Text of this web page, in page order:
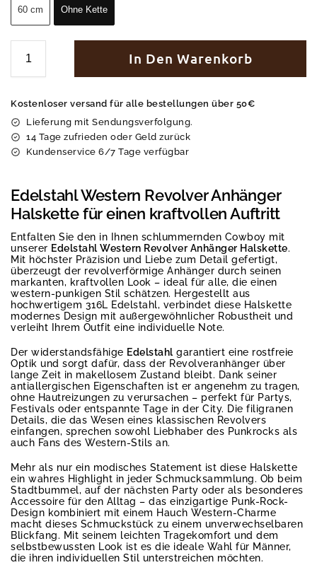
60 cm Ohne Kette
In Den Warenkorb
Kostenloser versand für alle bestellungen über 50€
Lieferung mit Sendungsverfolgung.
14 Tage zufrieden oder Geld zurück
Kundenservice 6/7 Tage verfügbar
Edelstahl Western Revolver Anhänger
Halskette für einen kraftvollen Auftritt
Entfalten Sie den in Ihnen schlummernden Cowboy mit
unserer Edelstahl Western Revolver Anhänger Halskette.
Mit höchster Präzision und Liebe zum Detail gefertigt,
überzeugt der revolverförmige Anhänger durch seinen
markanten, kraftvollen Look – ideal für alle, die einen
western-punkigen Stil schätzen. Hergestellt aus
hochwertigem 316L Edelstahl, verbindet diese Halskette
modernes Design mit außergewöhnlicher Robustheit und
verleiht Ihrem Outfit eine individuelle Note.
Der widerstandsfähige Edelstahl garantiert eine rostfreie
Optik und sorgt dafür, dass der Revolveranhänger über
lange Zeit in makellosem Zustand bleibt. Dank seiner
antiallergischen Eigenschaften ist er angenehm zu tragen,
ohne Hautreizungen zu verursachen – perfekt für Partys,
Festivals oder entspannte Tage in der City. Die filigranen
Details, die das Wesen eines klassischen Revolvers
einfangen, sprechen sowohl Liebhaber des Punkrocks als
auch Fans des Western-Stils an.
Mehr als nur ein modisches Statement ist diese Halskette
ein wahres Highlight in jeder Schmucksammlung. Ob beim
Stadtbummel, auf der nächsten Party oder als besonderes
Accessoire für den Alltag – das einzigartige Punk-Rock-
Design kombiniert mit einem Hauch Western-Charme
macht dieses Schmuckstück zu einem unverwechselbaren
Blickfang. Mit seinem leichten Tragekomfort und dem
selbstbewussten Look ist es die ideale Wahl für Männer,
die ihren individuellen Stil unterstreichen möchten.